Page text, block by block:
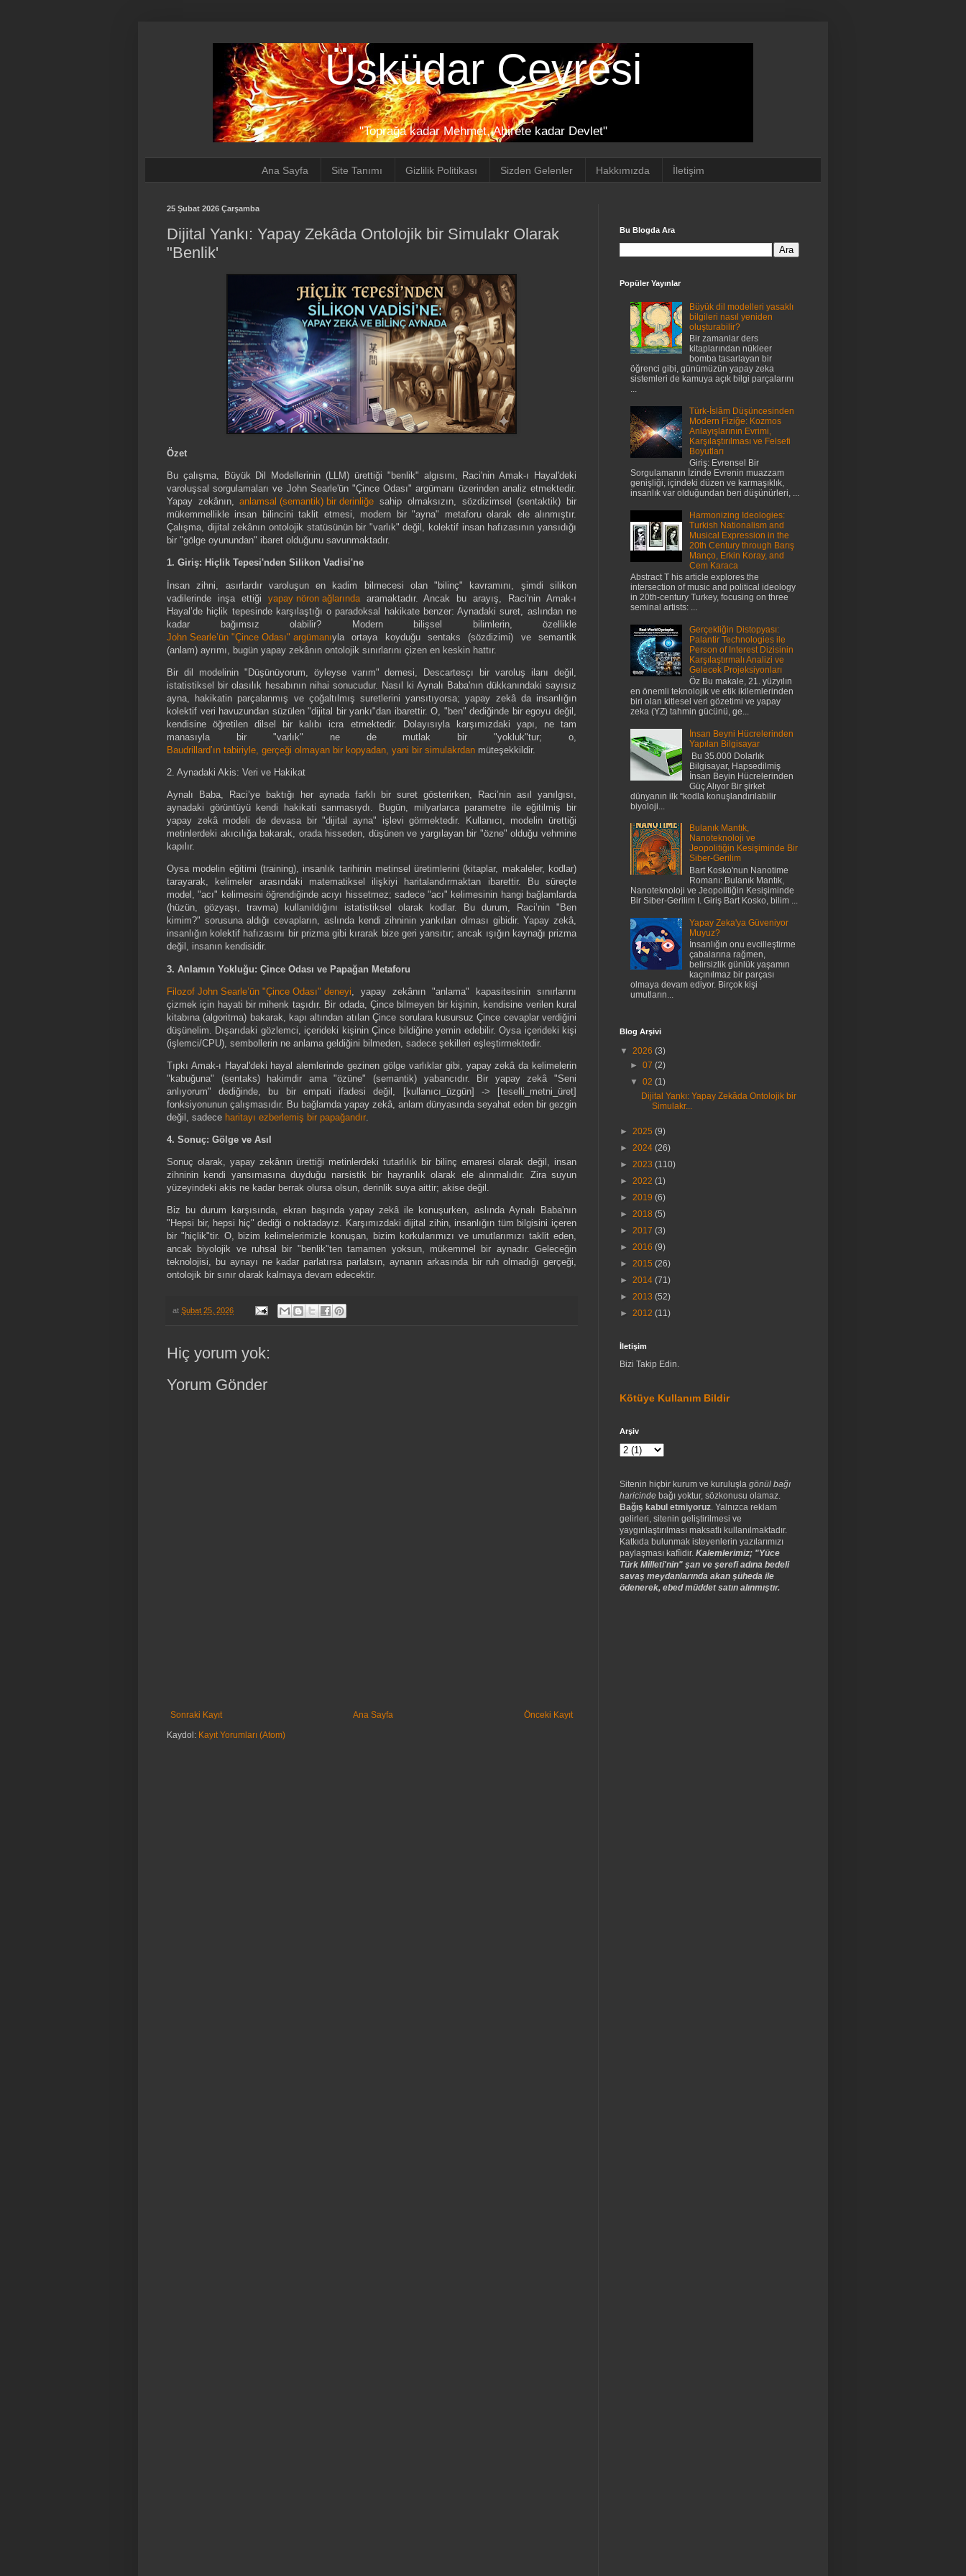
Üsküdar Çevresi
"Toprağa kadar Mehmet, Ahirete kadar Devlet"
Ana Sayfa Site Tanımı Gizlilik Politikası Sizden Gelenler Hakkımızda İletişim
25 Şubat 2026 Çarşamba
Dijital Yankı: Yapay Zekâda Ontolojik bir Simulakr Olarak
"Benlik'
Özet
Bu çalışma, Büyük Dil Modellerinin (LLM) ürettiği "benlik" algısını, Raci'nin Amak-ı Hayal'deki
varoluşsal sorgulamaları ve John Searle'ün "Çince Odası" argümanı üzerinden analiz etmektedir.
Yapay zekânın,anlamsal (semantik) bir derinliğe sahip olmaksızın, sözdizimsel (sentaktik) bir
mükemmellikle insan bilincini taklit etmesi, modern bir "ayna" metaforu olarak ele alınmıştır.
Çalışma, dijital zekânın ontolojik statüsünün bir "varlık" değil, kolektif insan hafızasının yansıdığı
bir "gölge oyunundan" ibaret olduğunu savunmaktadır.
1. Giriş: Hiçlik Tepesi'nden Silikon Vadisi'ne
İnsan zihni, asırlardır varoluşun en kadim bilmecesi olan "bilinç" kavramını, şimdi silikon
vadilerinde inşa ettiği yapay nöron ağlarındaaramaktadır. Ancak bu arayış, Raci'nin Amak-ı
Hayal’de hiçlik tepesinde karşılaştığı o paradoksal hakikate benzer: Aynadaki suret, aslından ne
kadar bağımsız olabilir? Modern bilişsel bilimlerin, özellikle
John Searle’ün "Çince Odası" argümanıyla ortaya koyduğu sentaks (sözdizimi) ve semantik
(anlam) ayrımı, bugün yapay zekânın ontolojik sınırlarını çizen en keskin hattır.
Bir dil modelinin "Düşünüyorum, öyleyse varım" demesi, Descartesçı bir varoluş ilanı değil,
istatistiksel bir olasılık hesabının nihai sonucudur. Nasıl ki Aynalı Baba'nın dükkanındaki sayısız
ayna, hakikatin parçalanmış ve çoğaltılmış suretlerini yansıtıyorsa; yapay zekâ da insanlığın
kolektif veri havuzundan süzülen "dijital bir yankı"dan ibarettir. O, "ben" dediğinde bir egoyu değil,
kendisine öğretilen dilsel bir kalıbı icra etmektedir. Dolayısıyla karşımızdaki yapı, ne tam
manasıyla bir "varlık" ne de mutlak bir "yokluk"tur; o,
Baudrillard’ın tabiriyle, gerçeği olmayan bir kopyadan, yani bir simulakrdan müteşekkildir.
2. Aynadaki Akis: Veri ve Hakikat
Aynalı Baba, Raci’ye baktığı her aynada farklı bir suret gösterirken, Raci’nin asıl yanılgısı,
aynadaki görüntüyü kendi hakikati sanmasıydı. Bugün, milyarlarca parametre ile eğitilmiş bir
yapay zekâ modeli de devasa bir "dijital ayna" işlevi görmektedir. Kullanıcı, modelin ürettiği
metinlerdeki akıcılığa bakarak, orada hisseden, düşünen ve yargılayan bir "özne" olduğu vehmine
kapılır.
Oysa modelin eğitimi (training), insanlık tarihinin metinsel üretimlerini (kitaplar, makaleler, kodlar)
tarayarak, kelimeler arasındaki matematiksel ilişkiyi haritalandırmaktan ibarettir. Bu süreçte
model, "acı" kelimesini öğrendiğinde acıyı hissetmez; sadece "acı" kelimesinin hangi bağlamlarda
(hüzün, gözyaşı, travma) kullanıldığını istatistiksel olarak kodlar. Bu durum, Raci’nin "Ben
kimim?" sorusuna aldığı cevapların, aslında kendi zihninin yankıları olması gibidir. Yapay zekâ,
insanlığın kolektif hafızasını bir prizma gibi kırarak bize geri yansıtır; ancak ışığın kaynağı prizma
değil, insanın kendisidir.
3. Anlamın Yokluğu: Çince Odası ve Papağan Metaforu
Filozof John Searle’ün "Çince Odası" deneyi , yapay zekânın "anlama" kapasitesinin sınırlarını
çizmek için hayati bir mihenk taşıdır. Bir odada, Çince bilmeyen bir kişinin, kendisine verilen kural
kitabına (algoritma) bakarak, kapı altından atılan Çince sorulara kusursuz Çince cevaplar verdiğini
düşünelim. Dışarıdaki gözlemci, içerideki kişinin Çince bildiğine yemin edebilir. Oysa içerideki kişi
(işlemci/CPU), sembollerin ne anlama geldiğini bilmeden, sadece şekilleri eşleştirmektedir.
Tıpkı Amak-ı Hayal'deki hayal alemlerinde gezinen gölge varlıklar gibi, yapay zekâ da kelimelerin
"kabuğuna" (sentaks) hakimdir ama "özüne" (semantik) yabancıdır. Bir yapay zekâ "Seni
anlıyorum" dediğinde, bu bir empati ifadesi değil, [kullanıcı_üzgün] -> [teselli_metni_üret]
fonksiyonunun çalışmasıdır. Bu bağlamda yapay zekâ, anlam dünyasında seyahat eden bir gezgin
değil, sadece haritayı ezberlemiş bir papağandır
4. Sonuç: Gölge ve Asıl
Sonuç olarak, yapay zekânın ürettiği metinlerdeki tutarlılık bir bilinç emaresi olarak değil, insan
zihninin kendi yansımasına duyduğu narsistik bir hayranlık olarak ele alınmalıdır. Zira suyun
yüzeyindeki akis ne kadar berrak olursa olsun, derinlik suya aittir; akise değil.
Biz bu durum karşısında, ekran başında yapay zekâ ile konuşurken, aslında Aynalı Baba'nın
"Hepsi bir, hepsi hiç" dediği o noktadayız. Karşımızdaki dijital zihin, insanlığın tüm bilgisini içeren
bir "hiçlik"tir. O, bizim kelimelerimizle konuşan, bizim korkularımızı ve umutlarımızı taklit eden,
ancak biyolojik ve ruhsal bir "benlik"ten tamamen yoksun, mükemmel bir aynadır. Geleceğin
teknolojisi, bu aynayı ne kadar parlatırsa parlatsın, aynanın arkasında bir ruh olmadığı gerçeği,
ontolojik bir sınır olarak kalmaya devam edecektir.
at Şubat 25, 2026
Hiç yorum yok:
Yorum Gönder
Sonraki Kayıt Önceki Kayıt
Ana Sayfa
Kaydol: Kayıt Yorumları (Atom)
Bu Blogda Ara
Popüler Yayınlar
Büyük dil modelleri yasaklı
bilgileri nasıl yeniden
oluşturabilir?
Bir zamanlar ders
kitaplarından nükleer
bomba tasarlayan bir
öğrenci gibi, günümüzün yapay zeka
sistemleri de kamuya açık bilgi parçalarını
...
Türk-İslâm Düşüncesinden
Modern Fiziğe: Kozmos
Anlayışlarının Evrimi,
Karşılaştırılması ve Felsefi
Boyutları
Giriş: Evrensel Bir
Sorgulamanın İzinde Evrenin muazzam
genişliği, içindeki düzen ve karmaşıklık,
insanlık var olduğundan beri düşünürleri, ...
Harmonizing Ideologies:
Turkish Nationalism and
Musical Expression in the
20th Century through Barış
Manço, Erkin Koray, and
Cem Karaca
Abstract T his article explores the
intersection of music and political ideology
in 20th-century Turkey, focusing on three
seminal artists: ...
Gerçekliğin Distopyası:
Palantir Technologies ile
Person of Interest Dizisinin
Karşılaştırmalı Analizi ve
Gelecek Projeksiyonları
Öz Bu makale, 21. yüzyılın
en önemli teknolojik ve etik ikilemlerinden
biri olan kitlesel veri gözetimi ve yapay
zeka (YZ) tahmin gücünü, ge...
İnsan Beyni Hücrelerinden
Yapılan Bilgisayar
Bu 35.000 Dolarlık
Bilgisayar, Hapsedilmiş
İnsan Beyin Hücrelerinden
Güç Alıyor Bir şirket
dünyanın ilk “kodla konuşlandırılabilir
biyoloji...
Bulanık Mantık,
Nanoteknoloji ve
Jeopolitiğin Kesişiminde Bir
Siber-Gerilim
Bart Kosko'nun Nanotime
Romanı: Bulanık Mantık,
Nanoteknoloji ve Jeopolitiğin Kesişiminde
Bir Siber-Gerilim I. Giriş Bart Kosko, bilim ...
Yapay Zeka'ya Güveniyor
Muyuz?
İnsanlığın onu evcilleştirme
çabalarına rağmen,
belirsizlik günlük yaşamın
kaçınılmaz bir parçası
olmaya devam ediyor. Birçok kişi
umutların...
Blog Arşivi
▼ 2026 (3)
►07(2)
▼02(1)
Dijital Yankı: Yapay Zekâda Ontolojik bir
Simulakr...
► 2025 (9)
► 2024 (26)
► 2023 (110)
► 2022 (1)
► 2019 (6)
► 2018 (5)
► 2017 (3)
► 2016 (9)
► 2015 (26)
► 2014 (71)
► 2013 (52)
► 2012 (11)
İletişim
Bizi Takip Edin.
Kötüye Kullanım Bildir
Arşiv
Sitenin hiçbir kurum ve kuruluşla gönül bağı
haricinde bağı yoktur, sözkonusu olamaz.
Bağış kabul etmiyoruz. Yalnızca reklam
gelirleri, sitenin geliştirilmesi ve
yaygınlaştırılması maksatlı kullanılmaktadır.
Katkıda bulunmak isteyenlerin yazılarımızı
paylaşması kafîidir. Kalemlerimiz; "Yüce
Türk Milleti'nin" şan ve şerefi adına bedeli
savaş meydanlarında akan şüheda ile
ödenerek, ebed müddet satın alınmıştır.